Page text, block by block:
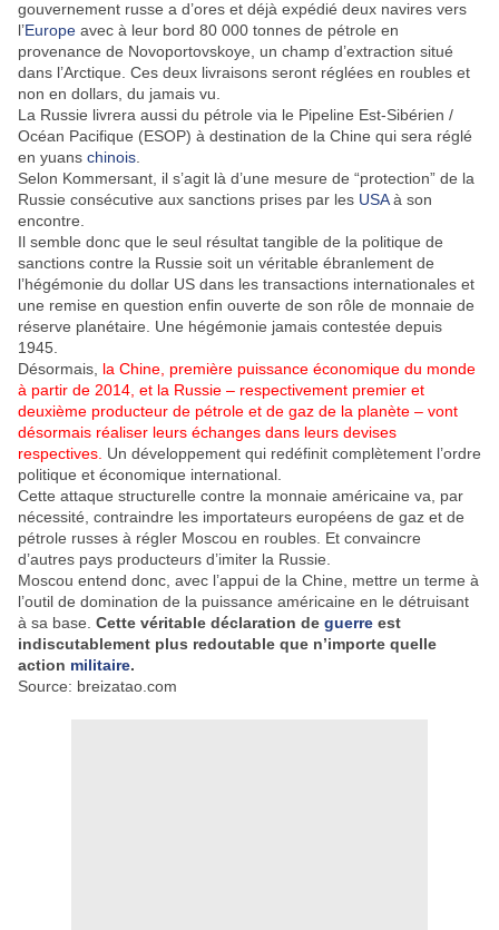
gouvernement russe a d’ores et déjà expédié deux navires vers
l’Europe avec à leur bord 80 000 tonnes de pétrole en
provenance de Novoportovskoye, un champ d’extraction situé
dans l’Arctique. Ces deux livraisons seront réglées en roubles et
non en dollars, du jamais vu.
La Russie livrera aussi du pétrole via le Pipeline Est-Sibérien /
Océan Pacifique (ESOP) à destination de la Chine qui sera réglé
en yuans chinois
Selon Kommersant, il s’agit là d’une mesure de “protection” de la
Russie consécutive aux sanctions prises par les USAà son
encontre.
Il semble donc que le seul résultat tangible de la politique de
sanctions contre la Russie soit un véritable ébranlement de
l’hégémonie du dollar US dans les transactions internationales et
une remise en question enfin ouverte de son rôle de monnaie de
réserve planétaire. Une hégémonie jamais contestée depuis
1945.
Désormais, la Chine, première puissance économique du monde
à partir de 2014, et la Russie – respectivement premier et
deuxième producteur de pétrole et de gaz de la planète – vont
désormais réaliser leurs échanges dans leurs devises
respectives. Un développement qui redéfinit complètement l’ordre
politique et économique international.
Cette attaque structurelle contre la monnaie américaine va, par
nécessité, contraindre les importateurs européens de gaz et de
pétrole russes à régler Moscou en roubles. Et convaincre
d’autres pays producteurs d’imiter la Russie.
Moscou entend donc, avec l’appui de la Chine, mettre un terme à
l’outil de domination de la puissance américaine en le détruisant
à sa base. Cette véritable déclaration de guerre est
indiscutablement plus redoutable que n’importe quelle
action militaire.
Source: breizatao.com